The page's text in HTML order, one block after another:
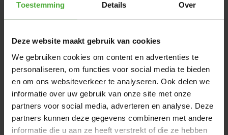
Toestemming Details Over
Deze website maakt gebruik van cookies
We gebruiken cookies om content en advertenties te
personaliseren, om functies voor social media te bieden
en om ons websiteverkeer te analyseren. Ook delen we
informatie over uw gebruik van onze site met onze
partners voor social media, adverteren en analyse. Deze
partners kunnen deze gegevens combineren met andere
informatie die u aan ze heeft verstrekt of die ze hebben
GTS full specs.
AFMETINGEN EN DETAILS
Product naam BERG XL Black Edition BFR
SKU 07.10.05.00
Leeftijd gebruiker 5+ jaar
Lengte gebruiker 125 - 190 cm